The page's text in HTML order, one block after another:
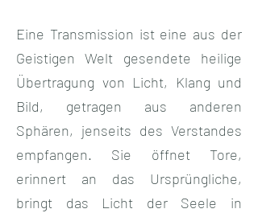
Eine Transmission ist eine aus der
Geistigen Welt gesendete heilige
Übertragung von Licht, Klang und
Bild, getragen aus anderen
Sphären, jenseits des Verstandes
empfangen. Sie öffnet Tore,
erinnert an das Ursprüngliche,
bringt das Licht der Seele in